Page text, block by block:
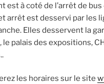
est à coté de l’arrêt de bus
arrêt est desservi par les
Elles desservent la
palais des expositions,
les horaires sur le site